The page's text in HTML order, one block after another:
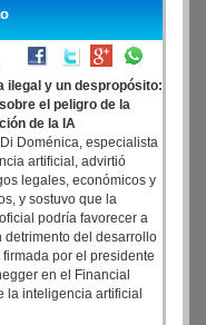
ilegal y un despropósito:
el peligro de la
de la IA
Doménica, especialista
artificial, advirtió
legales, económicos y
y sostuvo que la
podría favorecer a
detrimento del desarrollo
por el presidente
en el Financial
la inteligencia artificial